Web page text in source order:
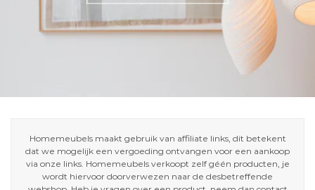
Homemeubels maakt gebruik van affiliate links, dit betekent
dat we mogelijk een vergoeding ontvangen voor een aankoop
via onze links. Homemeubels verkoopt zelf géén producten, je
wordt hiervoor doorverwezen naar de desbetreffende